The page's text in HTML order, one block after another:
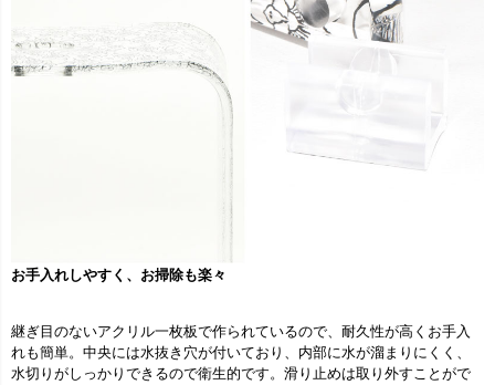
お手入れしやすく、お掃除も楽々
継ぎ目のないアクリル一枚板で作られているので、耐久性が高くお手入
れも簡単。中央には水抜き穴が付いており、内部に水が溜まりにくく、
水切りがしっかりできるので衛生的です。滑り止めは取り外すことがで